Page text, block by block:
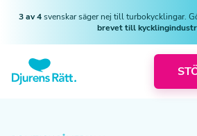
3 av 4svenskar säger nej till turbokycklingar.
brevet till